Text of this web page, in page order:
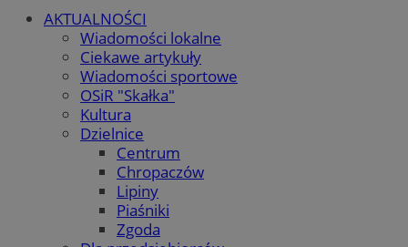
AKTUALNOŚCI
Wiadomości lokalne
Ciekawe artykuły
Wiadomości sportowe
OSiR "Skałka"
Kultura
Dzielnice
Centrum
Chropaczów
Lipiny
Piaśniki
Zgoda